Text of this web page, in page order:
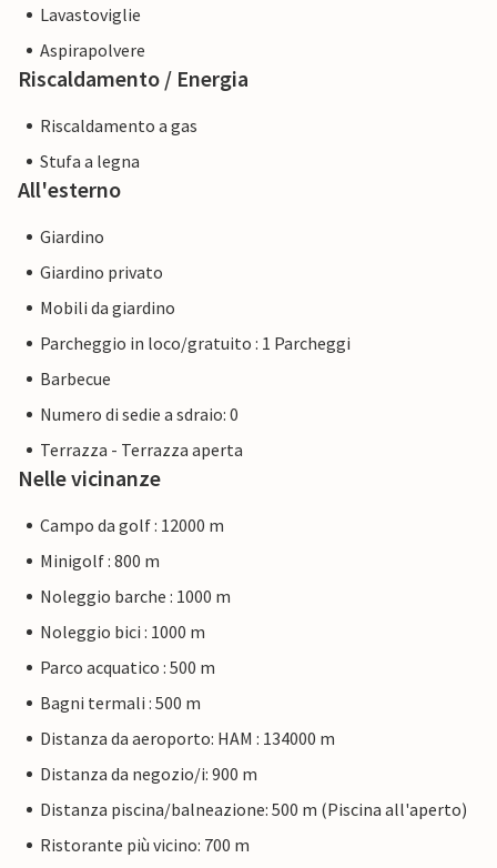
Lavastoviglie
Aspirapolvere
Riscaldamento / Energia
Riscaldamento a gas
Stufa a legna
All'esterno
Giardino
Giardino privato
Mobili da giardino
Parcheggio in loco/gratuito : 1 Parcheggi
Barbecue
Numero di sedie a sdraio: 0
Terrazza - Terrazza aperta
Nelle vicinanze
Campo da golf : 12000 m
Minigolf : 800 m
Noleggio barche : 1000 m
Noleggio bici : 1000 m
Parco acquatico : 500 m
Bagni termali : 500 m
Distanza da aeroporto: HAM : 134000 m
Distanza da negozio/i: 900 m
Distanza piscina/balneazione: 500 m (Piscina all'aperto)
Ristorante più vicino: 700 m